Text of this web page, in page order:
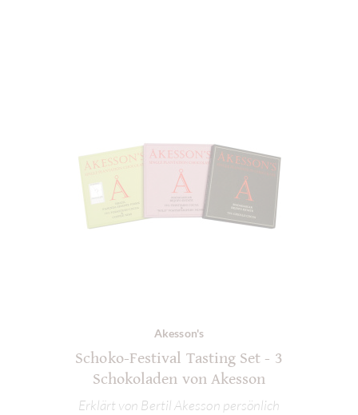
Akesson's
Schoko-Festival Tasting Set - 3
Schokoladen von Akesson
Erklärt von Bertil Akesson persönlich